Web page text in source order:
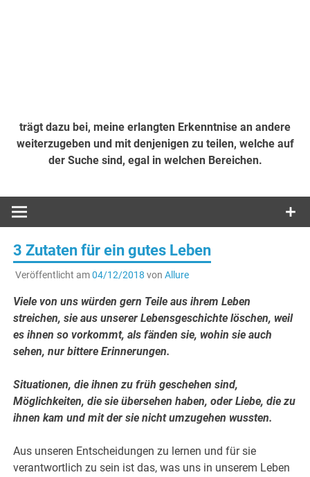
trägt dazu bei, meine erlangten Erkenntnise an andere
weiterzugeben und mit denjenigen zu teilen, welche auf
der Suche sind, egal in welchen Bereichen.
3 Zutaten für ein gutes Leben
Veröffentlicht am04/12/2018 von Allure
Viele von uns würden gern Teile aus ihrem Leben
streichen, sie aus unserer Lebensgeschichte löschen, weil
es ihnen so vorkommt, als fänden sie, wohin sie auch
sehen, nur bittere Erinnerungen.
Situationen, die ihnen zu früh geschehen sind,
Möglichkeiten, die sie übersehen haben, oder Liebe, die zu
ihnen kam und mit der sie nicht umzugehen wussten.
Aus unseren Entscheidungen zu lernen und für sie
verantwortlich zu sein ist das, was uns in unserem Leben